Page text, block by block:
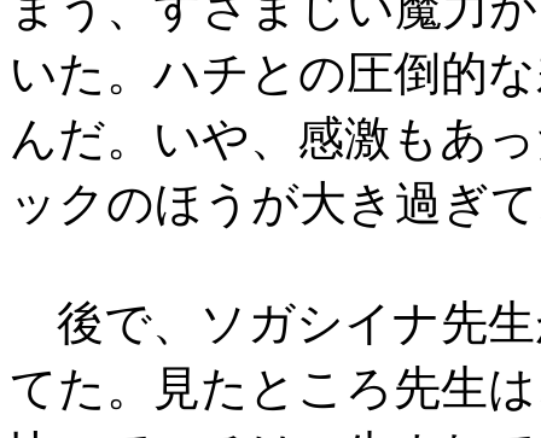
いた。ハチとの圧倒的
んだ。いや、感激もあ
ックのほうが大き過ぎ
後で、ソガシイナ先
てた。見たところ先生